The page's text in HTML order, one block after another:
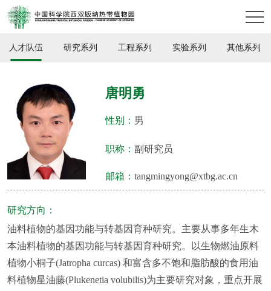
人才队伍 研究系列 工程系列 实验系列 其他系列
唐明勇
性别： 男
职称： 副研究员
邮箱： tangmingyong@xtbg.ac.cn
研究方向：
油料植物的基因功能与转基因育种研究。主要从事多年生木
本油料植物的基因功能与转基因育种研究。以生物燃油原料
植物小桐子(Jatropha curcas) 和富含多不饱和脂肪酸的食用油
料植物星油藤(Plukenetia volubilis)为主要研究对象，重点开展